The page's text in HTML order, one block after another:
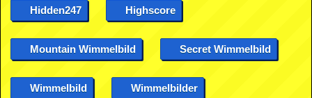
Hidden247 Highscore
Mountain Wimmelbild Secret Wimmelbild
Wimmelbild Wimmelbilder